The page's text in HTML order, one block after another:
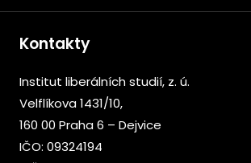
Kontakty
Institut liberálních studií, z. ú.
Velflíkova 1431/10,
160 00 Praha 6 – Dejvice
IČO: 09324194